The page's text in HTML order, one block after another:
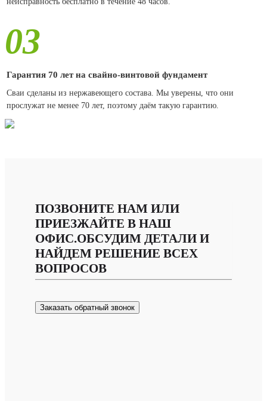
03
Гарантия 70 лет на свайно-винтовой фундамент
Сваи сделаны из нержавеющего состава. Мы уверены, что они
прослужат не менее 70 лет, поэтому даём такую гарантию.
ПОЗВОНИТЕ НАМ ИЛИ
ПРИЕЗЖАЙТЕ В НАШ
ОФИС.ОБСУДИМ ДЕТАЛИ И
НАЙДЕМ РЕШЕНИЕ ВСЕХ
ВОПРОСОВ
Заказать обратный звонок